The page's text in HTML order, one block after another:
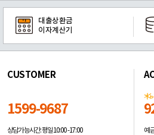
대출상환금
이자계산기
CUSTOMER
1599-9687
상담가능시간: 평일10:00 -17:00
예